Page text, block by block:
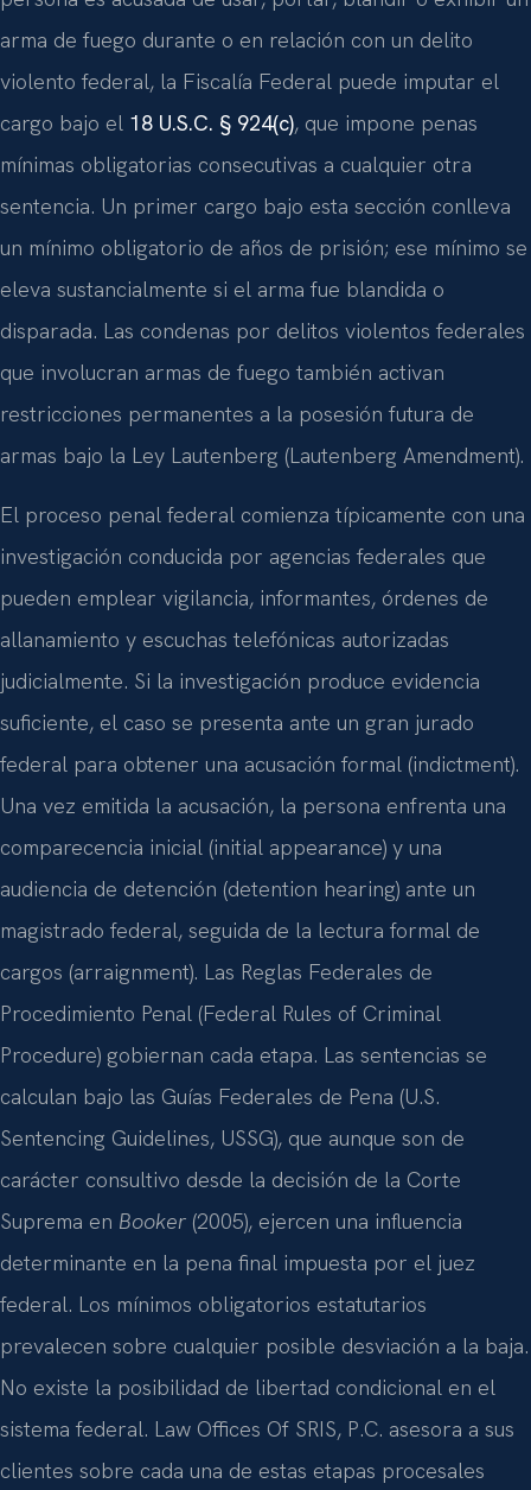
arma de fuego durante o en relación con un delito
violento federal, la Fiscalía Federal puede imputar el
cargo bajo el 18 U.S.C. § 924(c), que impone penas
mínimas obligatorias consecutivas a cualquier otra
sentencia. Un primer cargo bajo esta sección conlleva
un mínimo obligatorio de años de prisión; ese mínimo se
eleva sustancialmente si el arma fue blandida o
disparada. Las condenas por delitos violentos federales
que involucran armas de fuego también activan
restricciones permanentes a la posesión futura de
armas bajo la Ley Lautenberg (Lautenberg Amendment).
El proceso penal federal comienza típicamente con una
investigación conducida por agencias federales que
pueden emplear vigilancia, informantes, órdenes de
allanamiento y escuchas telefónicas autorizadas
judicialmente. Si la investigación produce evidencia
suficiente, el caso se presenta ante un gran jurado
federal para obtener una acusación formal (indictment).
Una vez emitida la acusación, la persona enfrenta una
comparecencia inicial (initial appearance) y una
audiencia de detención (detention hearing) ante un
magistrado federal, seguida de la lectura formal de
cargos (arraignment). Las Reglas Federales de
Procedimiento Penal (Federal Rules of Criminal
Procedure) gobiernan cada etapa. Las sentencias se
calculan bajo las Guías Federales de Pena (U.S.
Sentencing Guidelines, USSG), que aunque son de
carácter consultivo desde la decisión de la Corte
Suprema en Booker (2005), ejercen una influencia
determinante en la pena final impuesta por el juez
federal. Los mínimos obligatorios estatutarios
prevalecen sobre cualquier posible desviación a la baja.
No existe la posibilidad de libertad condicional en el
sistema federal. Law Offices Of SRIS, P.C. asesora a sus
clientes sobre cada una de estas etapas procesales